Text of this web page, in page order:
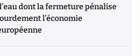
dont la fermeture pénalise
l’économie